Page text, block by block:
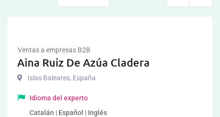
Ventas a empresas B2B
Aina Ruiz De Azúa Cladera
Islas Baleares, España
Idioma del experto
Catalán | Español | Inglés